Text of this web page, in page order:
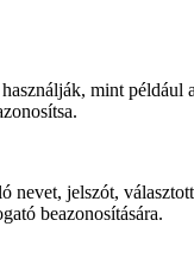
mint például a
nevet, jelszót, választott
beazonosítására.